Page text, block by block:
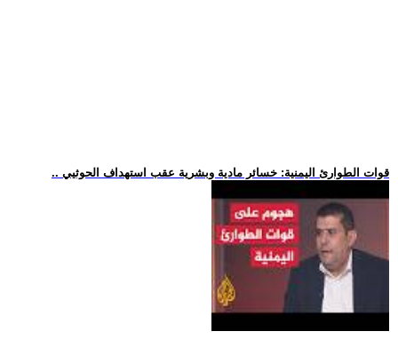
.. قوات الطوارئ اليمنية: خسائر مادية وبشرية عقب استهداف الحوثيي